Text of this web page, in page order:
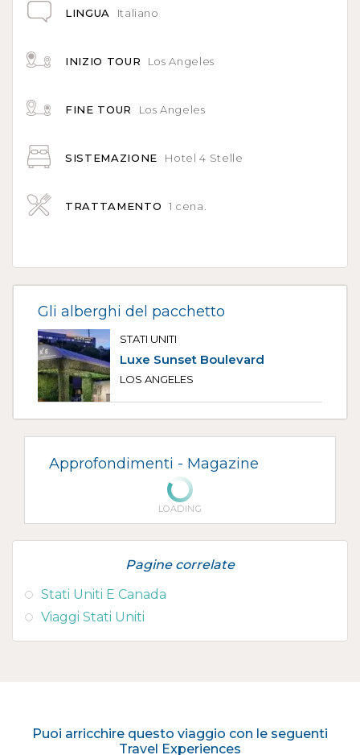
LINGUA Italiano
INIZIO TOUR Los Angeles
FINE TOUR Los Angeles
SISTEMAZIONE Hotel 4 Stelle
TRATTAMENTO 1 cena.
Gli alberghi del pacchetto
STATI UNITI
Luxe Sunset Boulevard
LOS ANGELES
Approfondimenti - Magazine
LOADING
Pagine correlate
Stati Uniti E Canada
Viaggi Stati Uniti
Puoi arricchire questo viaggio con le seguenti
Travel Experiences